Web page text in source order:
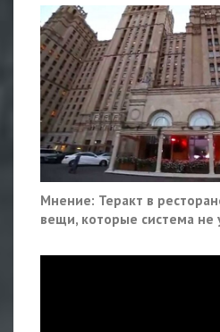
Мнение: Теракт в
вещи, которые система не